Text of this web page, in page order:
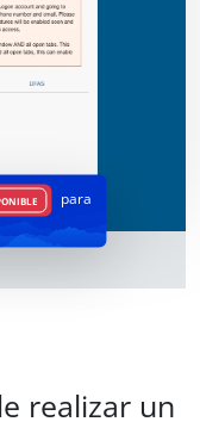
para
realizar un